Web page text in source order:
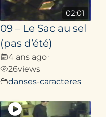
02:01
09 – Le Sac au sel
(pas d’été)
4 ans ago•
26views
danses-caracteres